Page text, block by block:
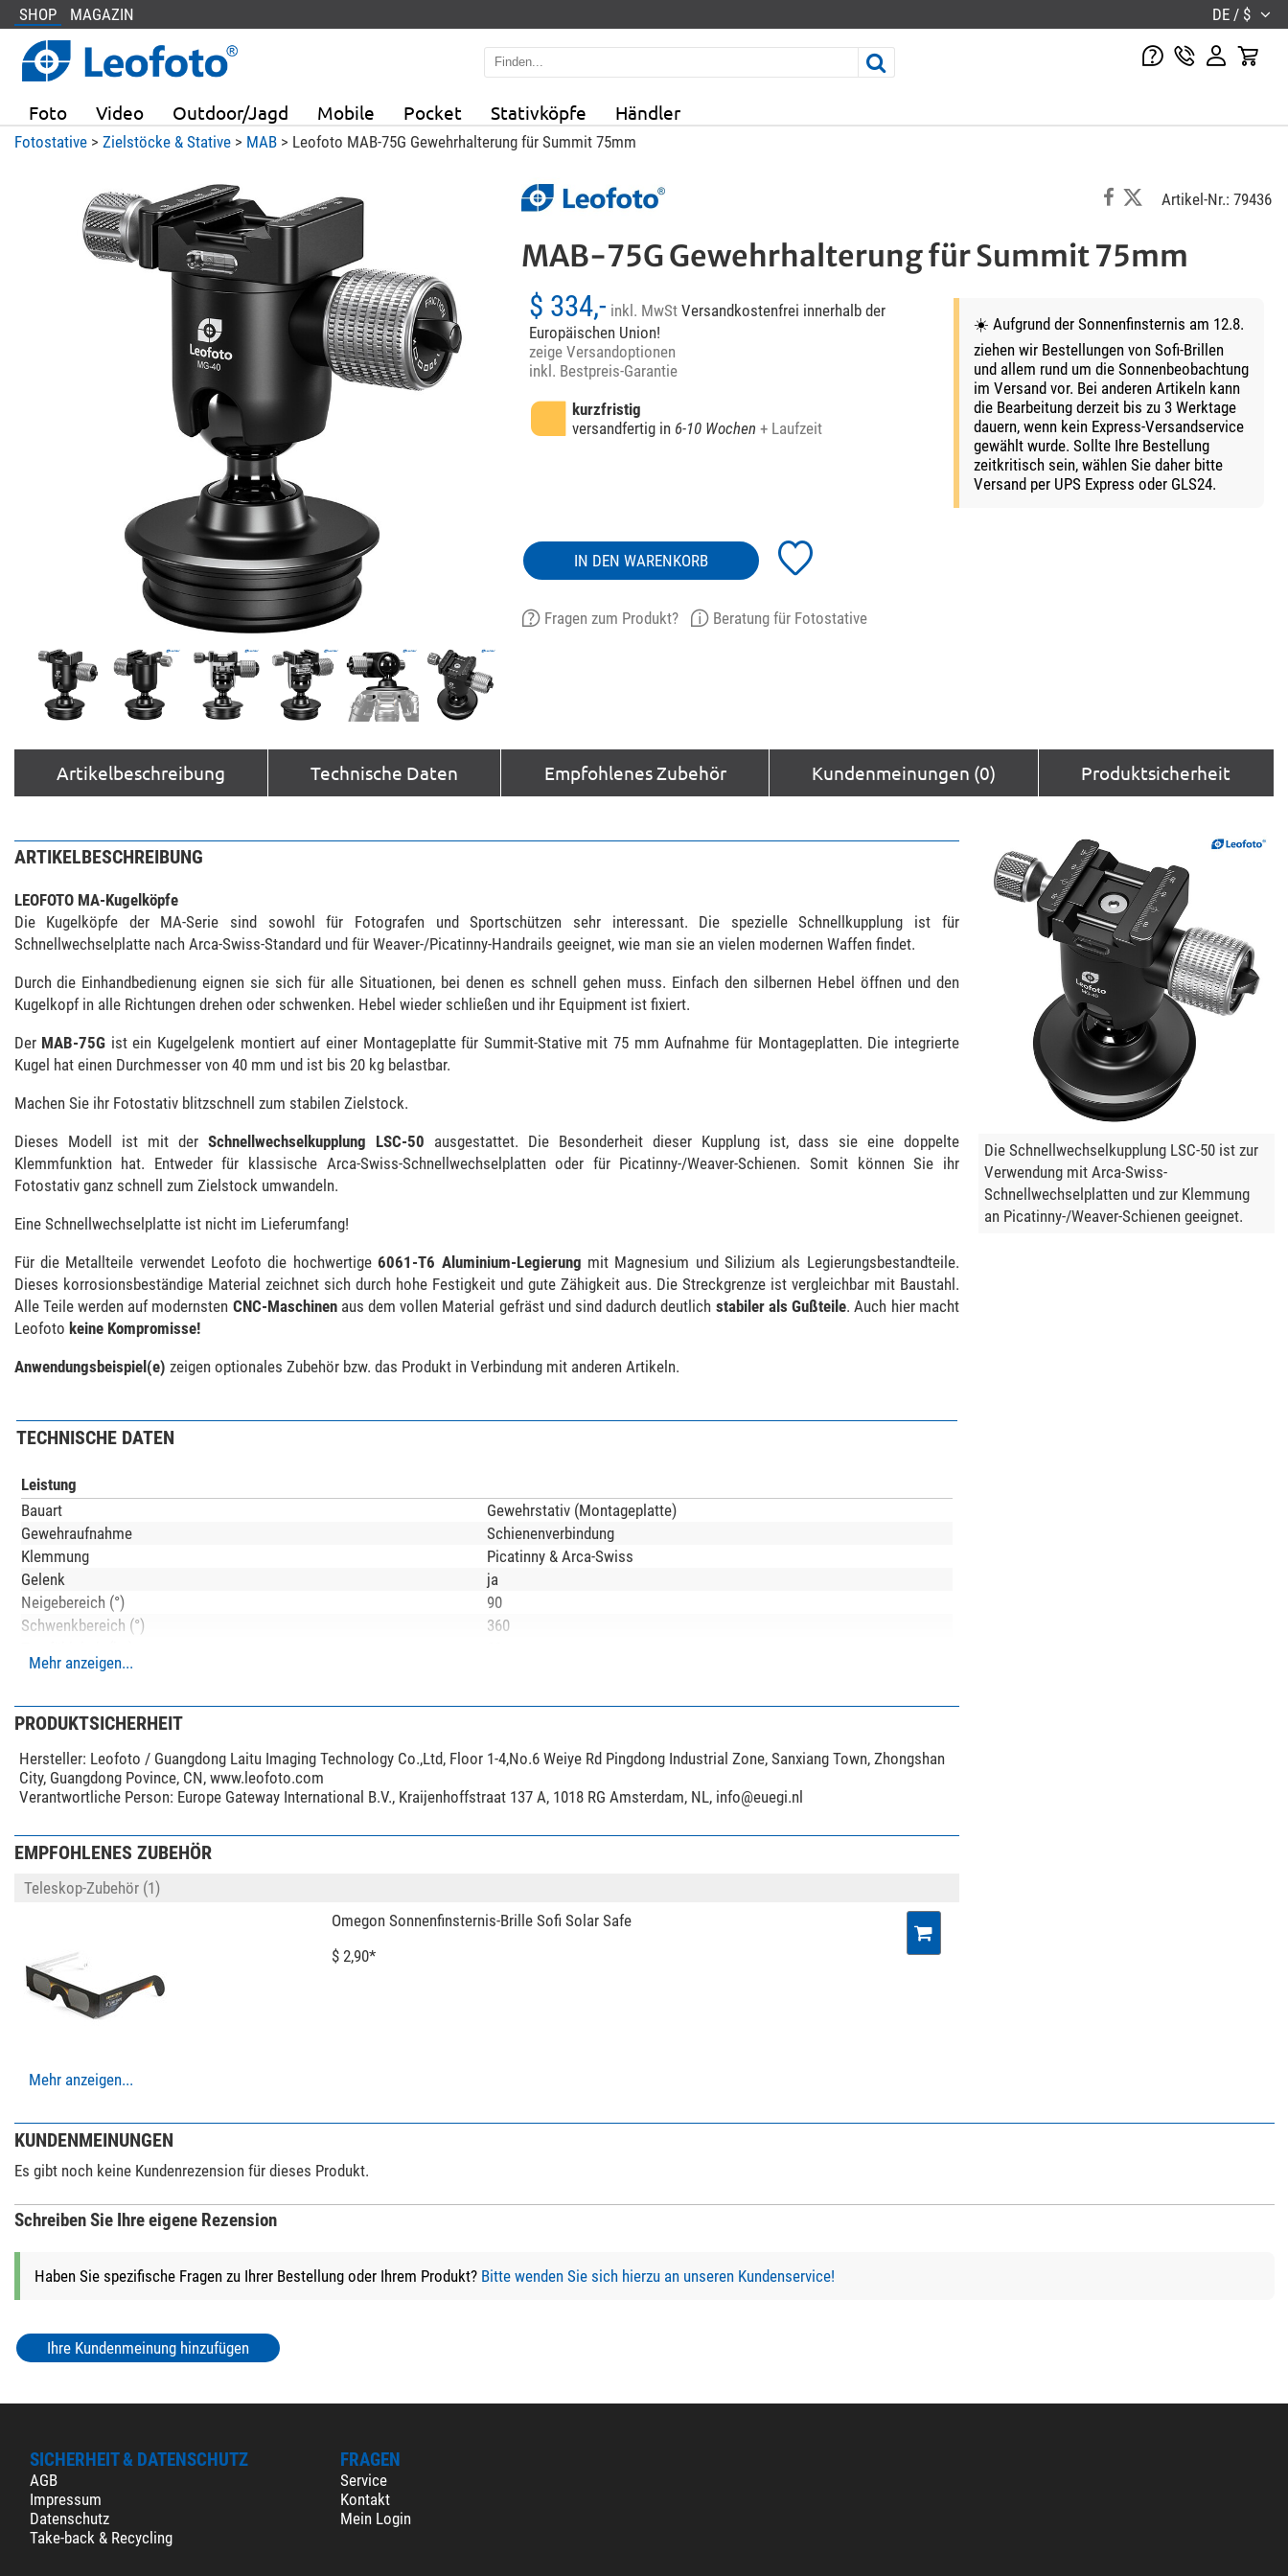
SHOP MAGAZIN DE / $
Foto Video Outdoor/Jagd Mobile Pocket Stativköpfe Händler
Fotostative> Zielstöcke & Stative> MAB> Leofoto MAB-75G Gewehrhalterung für Summit 75mm
Artikel-Nr.: 79436
MAB-75G Gewehrhalterung für Summit 75mm
$ 334,- inkl. MwStVersandkostenfrei innerhalb der
Europäischen Union!
zeige Versandoptionen
inkl. Bestpreis-Garantie
kurzfristig
versandfertig in 6-10 Wochen + Laufzeit
☀️ Aufgrund der Sonnenfinsternis am 12.8.
ziehen wir Bestellungen von Sofi-Brillen
und allem rund um die Sonnenbeobachtung
im Versand vor. Bei anderen Artikeln kann
die Bearbeitung derzeit bis zu 3 Werktage
dauern, wenn kein Express-Versandservice
gewählt wurde. Sollte Ihre Bestellung
zeitkritisch sein, wählen Sie daher bitte
Versand per UPS Express oder GLS24.
IN DEN WARENKORB
Fragen zum Produkt? Beratung für Fotostative
Artikelbeschreibung Technische Daten Empfohlenes Zubehör Kundenmeinungen (0) Produktsicherheit
ARTIKELBESCHREIBUNG
LEOFOTO MA-Kugelköpfe
Die Kugelköpfe der MA-Serie sind sowohl für Fotografen und Sportschützen sehr interessant. Die spezielle Schnellkupplung ist für
Schnellwechselplatte nach Arca-Swiss-Standard und für Weaver-/Picatinny-Handrails geeignet, wie man sie an vielen modernen Waffen findet.
Durch die Einhandbedienung eignen sie sich für alle Situationen, bei denen es schnell gehen muss. Einfach den silbernen Hebel öffnen und den
Kugelkopf in alle Richtungen drehen oder schwenken. Hebel wieder schließen und ihr Equipment ist fixiert.
Der MAB-75G ist ein Kugelgelenk montiert auf einer Montageplatte für Summit-Stative mit 75 mm Aufnahme für Montageplatten. Die integrierte
Kugel hat einen Durchmesser von 40 mm und ist bis 20 kg belastbar.
Machen Sie ihr Fotostativ blitzschnell zum stabilen Zielstock.
Dieses Modell ist mit der Schnellwechselkupplung LSC-50 ausgestattet. Die Besonderheit dieser Kupplung ist, dass sie eine doppelte
Klemmfunktion hat. Entweder für klassische Arca-Swiss-Schnellwechselplatten oder für Picatinny-/Weaver-Schienen. Somit können Sie ihr
Fotostativ ganz schnell zum Zielstock umwandeln.
Eine Schnellwechselplatte ist nicht im Lieferumfang!
Für die Metallteile verwendet Leofoto die hochwertige6061-T6 Aluminium-Legierung mit Magnesium und Silizium als Legierungsbestandteile.
Dieses korrosionsbeständige Material zeichnet sich durch hohe Festigkeit und gute Zähigkeit aus. Die Streckgrenze ist vergleichbar mit Baustahl.
Alle Teile werden auf modernsten CNC-Maschinenaus dem vollen Material gefräst und sind dadurch deutlich stabiler als Gußteile. Auch hier macht
Leofoto keine Kompromisse!
Anwendungsbeispiel(e) zeigen optionales Zubehör bzw. das Produkt in Verbindung mit anderen Artikeln.
TECHNISCHE DATEN
Leistung
Bauart
Gewehrstativ (Montageplatte)
Gewehraufnahme
Schienenverbindung
Klemmung
Picatinny & Arca-Swiss
Gelenk
ja
Neigebereich (°)
90
Schwenkbereich (°)
360
Geeignet für
Allgemein
Material
Aluminium
Höhe (mm)
Serie
Ansitz
Drückjagd
Pirsch
Mehr anzeigen...
PRODUKTSICHERHEIT
Hersteller: Leofoto / Guangdong Laitu Imaging Technology Co.,Ltd, Floor 1-4,No.6 Weiye Rd Pingdong Industrial Zone, Sanxiang Town, Zhongshan
City, Guangdong Povince, CN, www.leofoto.com
Verantwortliche Person: Europe Gateway International B.V., Kraijenhoffstraat 137 A, 1018 RG Amsterdam, NL, info@euegi.nl
EMPFOHLENES ZUBEHÖR
Teleskop-Zubehör (1)
Omegon Sonnenfinsternis-Brille Sofi Solar Safe
$ 2,90*
Fotostative (2)
$ 620,-*
+ Weitere Zubehörprodukte in dieser Kategorie: 1
*
Mehr anzeigen...
Die Schnellwechselkupplung LSC-50 ist zur
Verwendung mit Arca-Swiss-
Schnellwechselplatten und zur Klemmung
an Picatinny-/Weaver-Schienen geeignet.
KUNDENMEINUNGEN
Es gibt noch keine Kundenrezension für dieses Produkt.
Schreiben Sie Ihre eigene Rezension
Haben Sie spezifische Fragen zu Ihrer Bestellung oder Ihrem Produkt? Bitte wenden Sie sich hierzu an unseren Kundenservice!
Ihre Kundenmeinung hinzufügen
SICHERHEIT & DATENSCHUTZ
AGB
Impressum
Datenschutz
Take-back & Recycling
FRAGEN
Service
Kontakt
Mein Login